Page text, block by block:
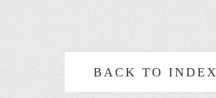
BACK TO INDEX